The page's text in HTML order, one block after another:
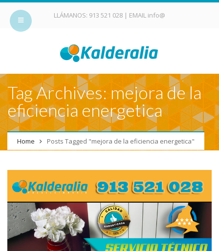
LLÁMANOS: 913 521 028 | EMAIL info@
Tag Archives: mejora de la
eficiencia energetica
Home Posts Tagged "mejora de la eficiencia energetica"